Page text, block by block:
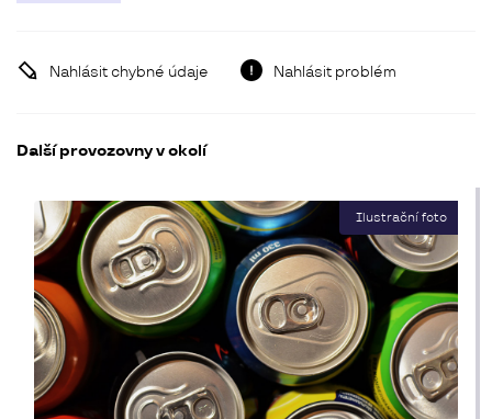
Nahlásit chybné údaje Nahlásit problém
Další provozovny v okolí